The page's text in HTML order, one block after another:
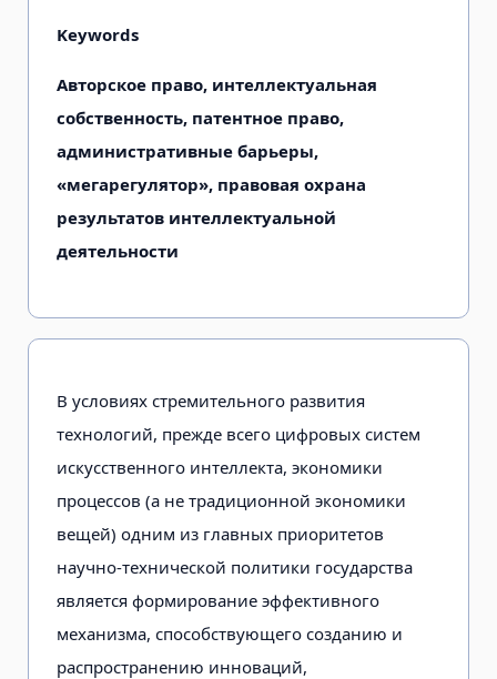
Keywords
Авторское право, интеллектуальная
собственность, патентное право,
административные барьеры,
«мегарегулятор», правовая охрана
результатов интеллектуальной
деятельности
В условиях стремительного развития
технологий, прежде всего цифровых систем
искусственного интеллекта, экономики
процессов (а не традиционной экономики
вещей) одним из главных приоритетов
научно-технической политики государства
является формирование эффективного
механизма, способствующего созданию и
распространению инноваций,